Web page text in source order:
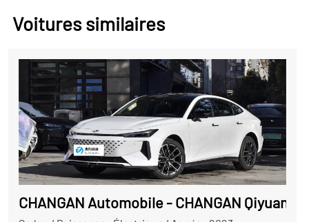
Voitures similaires
CHANGAN Automobile - CHANGAN Qiyuan